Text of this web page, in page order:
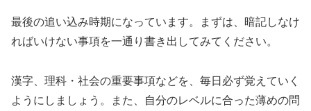
最後の追い込み時期になっています。まずは、暗記しなけ
ればいけない事項を一通り書き出してみてください。
漢字、理科・社会の重要事項などを、毎日必ず覚えていく
ようにしましょう。また、自分のレベルに合った薄めの問